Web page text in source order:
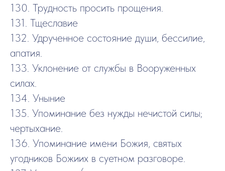
130. Трудность просить прощения.
131. Тщеславие
132. Удрученное состояние души, бессилие,
апатия.
133. Уклонение от службы в Вооруженных
силах.
134. Уныние
135. Упоминание без нужды нечистой силы;
чертыхание.
136. Упоминание имени Божия, святых
угодников Божиих в суетном разговоре.